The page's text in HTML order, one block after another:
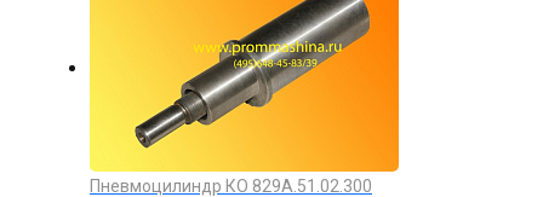
Пневмоцилиндр КО 829А.51.02.300